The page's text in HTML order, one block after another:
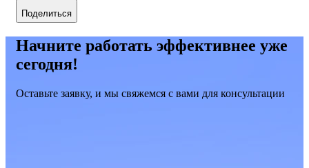
Поделиться
Начните работать эффективнее уже
сегодня!
Оставьте заявку, и мы свяжемся с вами для консультации